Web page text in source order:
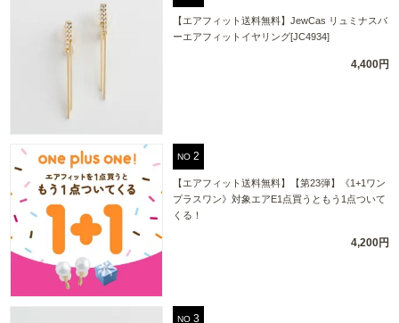
【エアフィット送料無料】JewCas リュミナスバ
ーエアフィットイヤリング[JC4934]
4,400円
NO
【エアフィット送料無料】【第23弾】《1+1ワン
プラスワン》対象エアE1点買うともう1点ついて
くる！
4,200円
NO